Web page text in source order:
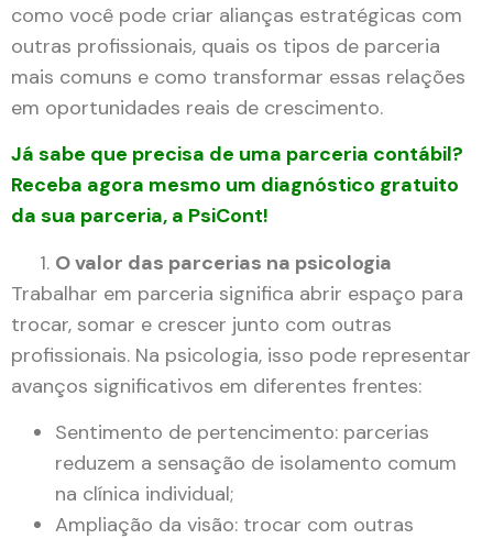
como você pode criar alianças estratégicas com
outras profissionais, quais os tipos de parceria
mais comuns e como transformar essas relações
em oportunidades reais de crescimento.
Já sabe que precisa de uma parceria contábil?
Receba agora mesmo um diagnóstico gratuito
da sua parceria, a PsiCont!
O valor das parcerias na psicologia
Trabalhar em parceria significa abrir espaço para
trocar, somar e crescer junto com outras
profissionais. Na psicologia, isso pode representar
avanços significativos em diferentes frentes:
Sentimento de pertencimento: parcerias
reduzem a sensação de isolamento comum
na clínica individual;
Ampliação da visão: trocar com outras